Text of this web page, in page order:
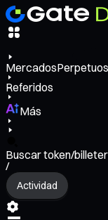
MercadosPerpetuos
Referidos
Más
Buscar token/
/
Actividad